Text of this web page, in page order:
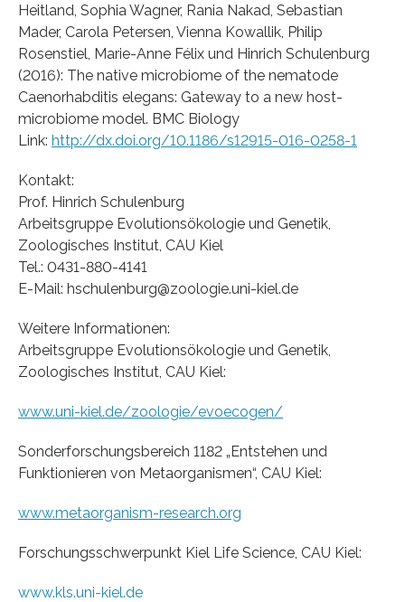
Heitland, Sophia Wagner, Rania Nakad, Sebastian
Mader, Carola Petersen, Vienna Kowallik, Philip
Rosenstiel, Marie-Anne Félix und Hinrich Schulenburg
(2016): The native microbiome of the nematode
Caenorhabditis elegans: Gateway to a new host-
microbiome model. BMC Biology
Link: http://dx.doi.org/10.1186/s12915-016-0258-1
Kontakt:
Prof. Hinrich Schulenburg
Arbeitsgruppe Evolutionsökologie und Genetik,
Zoologisches Institut, CAU Kiel
Tel.: 0431-880-4141
E-Mail: hschulenburg@zoologie.uni-kiel.de
Weitere Informationen:
Arbeitsgruppe Evolutionsökologie und Genetik,
Zoologisches Institut, CAU Kiel:
www.uni-kiel.de/zoologie/evoecogen/
Sonderforschungsbereich 1182 „Entstehen und
Funktionieren von Metaorganismen“, CAU Kiel:
www.metaorganism-research.org
Forschungsschwerpunkt Kiel Life Science, CAU Kiel:
www.kls.uni-kiel.de